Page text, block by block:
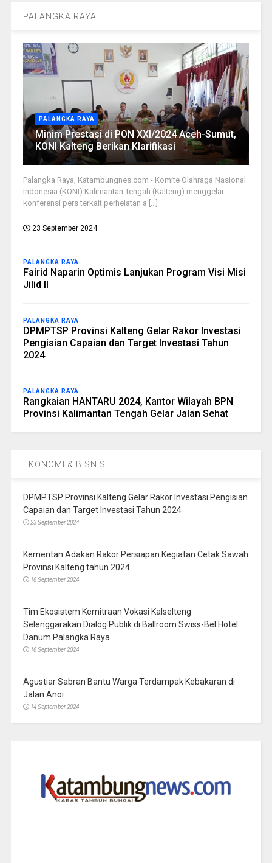
PALANGKA RAYA
PALANGKA RAYA
Minim Prestasi di PON XXI/2024 Aceh-Sumut,
KONI Kalteng Berikan Klarifikasi
Palangka Raya, Katambungnes.com - Komite Olahraga Nasional
Indonesia (KONI) Kalimantan Tengah (Kalteng) menggelar
konferensi pers terkait perhelatan a [...]
23 September 2024
PALANGKA RAYA
Fairid Naparin Optimis Lanjukan Program Visi Misi
Jilid II
PALANGKA RAYA
DPMPTSP Provinsi Kalteng Gelar Rakor Investasi
Pengisian Capaian dan Target Investasi Tahun
2024
PALANGKA RAYA
Rangkaian HANTARU 2024, Kantor Wilayah BPN
Provinsi Kalimantan Tengah Gelar Jalan Sehat
EKONOMI & BISNIS
DPMPTSP Provinsi Kalteng Gelar Rakor Investasi Pengisian
Capaian dan Target Investasi Tahun 2024
23 September 2024
Kementan Adakan Rakor Persiapan Kegiatan Cetak Sawah
Provinsi Kalteng tahun 2024
18 September 2024
Tim Ekosistem Kemitraan Vokasi Kalselteng
Selenggarakan Dialog Publik di Ballroom Swiss-Bel Hotel
Danum Palangka Raya
18 September 2024
Agustiar Sabran Bantu Warga Terdampak Kebakaran di
Jalan Anoi
14 September 2024